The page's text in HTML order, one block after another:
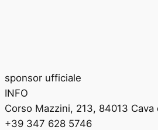
sponsor ufficiale
INFO
Corso Mazzini, 213, 84013
+39 347 628 5746